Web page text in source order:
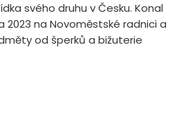
svého druhu v Česku. Konal
2023 na Novoměstské radnici a
od šperků a bižuterie